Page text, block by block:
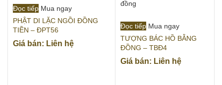
Đọc tiếp Mua ngay
PHẬT DI LẶC NGỒI ĐỒNG
TIỀN – ĐPT56
Giá bán: Liên hệ
Đọc tiếp Mua ngay
TƯỢNG BÁC HỒ BẰNG
ĐỒNG – TBĐ4
Giá bán: Liên hệ